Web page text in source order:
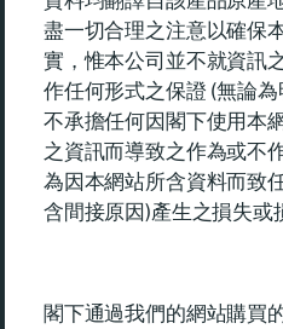
盡一切合理之注意以確保
實，惟本公司並不就資訊
作任何形式之保證 (無論
不承擔任何因閣下使用本
之資訊而導致之作為或不
為因本網站所含資料而致
含間接原因)產生之損失或
閣下通過我們的網站購買